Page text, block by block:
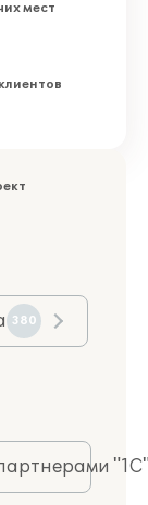
мест
380